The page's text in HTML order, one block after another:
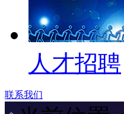
人才招聘
联系我们